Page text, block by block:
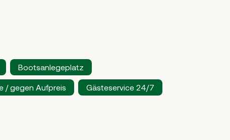
Bootsanlegeplatz
/ gegen Aufpreis Gästeservice 24/7